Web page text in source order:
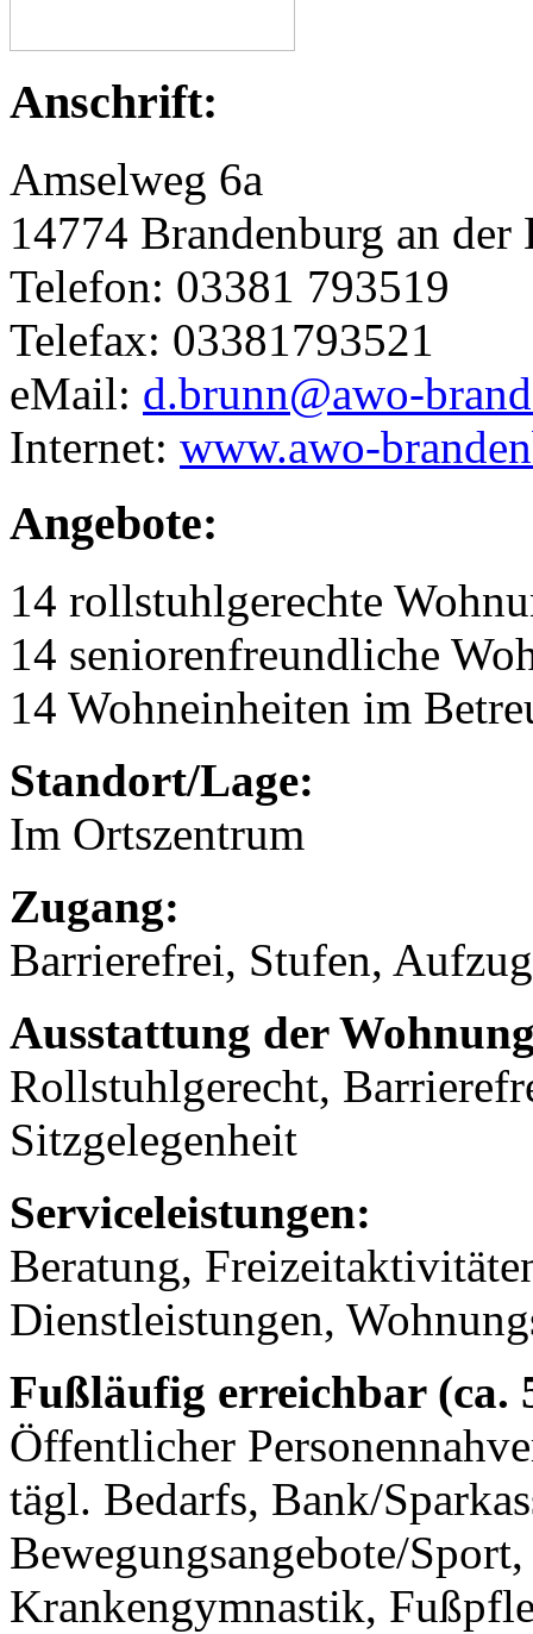
Anschrift:
Amselweg 6a
14774 Brandenburg an der
Telefon: 03381 793519
Telefax: 03381793521
eMail: d.brunn@awo-
Internet: www.awo-
Angebote:
14 rollstuhlgerechte
14 seniorenfreundliche
14 Wohneinheiten im
Standort/Lage:
Im Ortszentrum
Zugang:
Barrierefrei, Stufen, Aufzug
Ausstattung der
Rollstuhlgerecht,
Sitzgelegenheit
Serviceleistungen:
Beratung,
Dienstleistungen,
Fußläufig erreichbar (ca.
Öffentlicher
tägl. Bedarfs, Bank/
Bewegungsangebote/
Krankengymnastik,